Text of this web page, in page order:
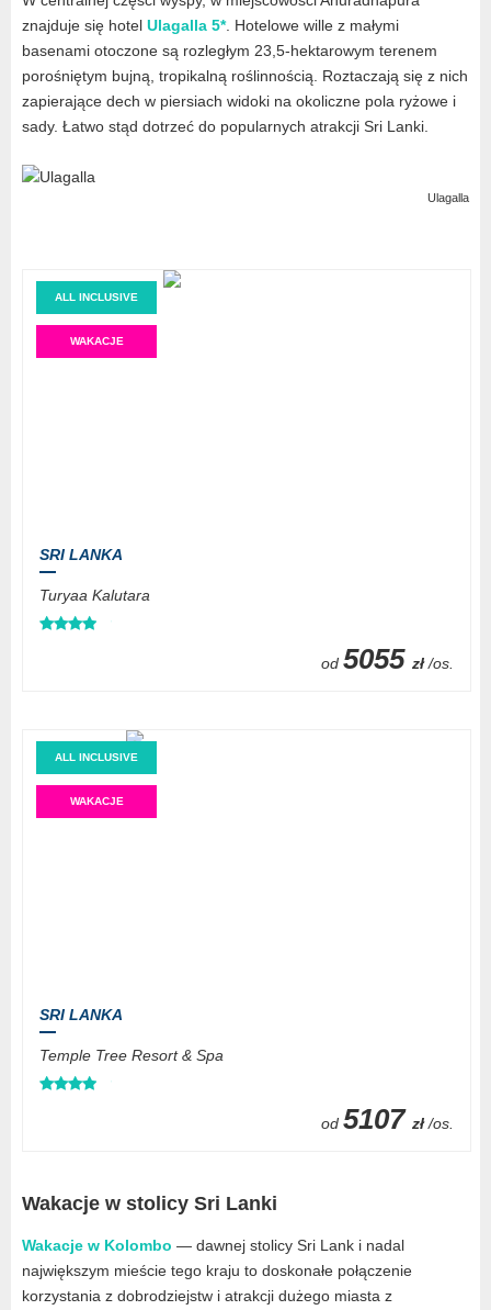
znajduje się hotel Ulagalla 5*. Hotelowe wille z małymi
basenami otoczone są rozległym 23,5-hektarowym terenem
porośniętym bujną, tropikalną roślinnością. Roztaczają się z nich
zapierające dech w piersiach widoki na okoliczne pola ryżowe i
sady. Łatwo stąd dotrzeć do popularnych atrakcji Sri Lanki.
Ulagalla
ALL INCLUSIVE
WAKACJE
SRI LANKA
Turyaa Kalutara
od 5055 zł /os.
ALL INCLUSIVE
WAKACJE
SRI LANKA
Temple Tree Resort & Spa
od 5107 zł /os.
Wakacje w stolicy Sri Lanki
Wakacje w Kolombo — dawnej stolicy Sri Lank i nadal
największym mieście tego kraju to doskonałe połączenie
korzystania z dobrodziejstw i atrakcji dużego miasta z